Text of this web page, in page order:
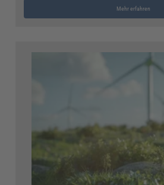
Mehr erfahren